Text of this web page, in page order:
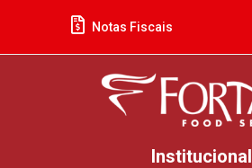
Notas Fiscais
Institucional